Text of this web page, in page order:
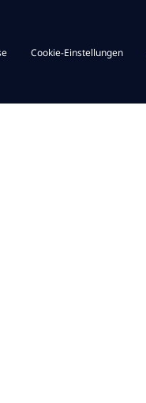
Cookie-Einstellungen